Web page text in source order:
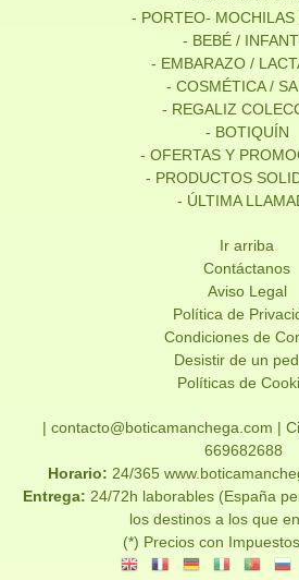
- PORTEO- MOCHILAS
- BEBÉ /
- EMBARAZO /
- COSMÉTICA /
- REGALIZ
- BOTIQUÍN
- OFERTAS Y
- PRODUCTOS
- ÚLTIMA
Ir arriba
Contáctanos
Aviso Legal
Política de
Condiciones de
Desistir de un
Políticas de
| contacto@boticamanchega.com |
669682688
Horario: 24/365
Entrega: 24/72h laborables (España
los destinos a los que
(*) Precios con